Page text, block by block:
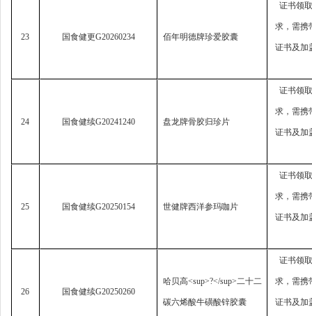
23 国食健更G20260234 佰年明德牌珍爱胶囊
证书领
求， 需携
证书及加
24 国食健续G20241240 盘龙牌骨胶归珍片
证书领
求， 需携
证书及加
25 国食健续G20250154 世健牌西洋参玛咖片
证书领
求， 需携
证书及加
26 国食健续G20250260
哈贝高<sup>?</sup>二十二
碳六烯酸牛磺酸锌胶囊
证书领
求， 需携
证书及加